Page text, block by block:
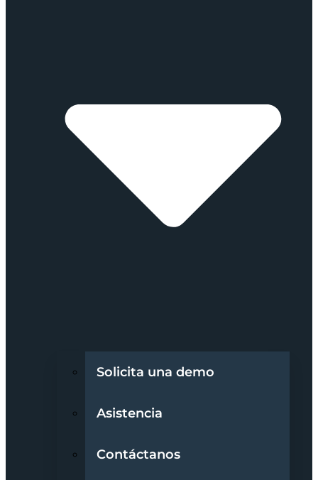
Solicita una demo
Asistencia
Contáctanos